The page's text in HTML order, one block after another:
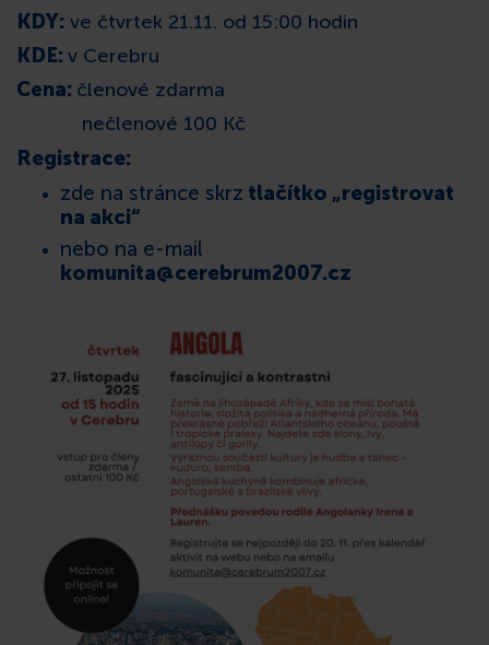
KDY: ve čtvrtek 21.11. od 15:00 hodin
KDE: v Cerebru
Cena: členové zdarma
nečlenové 100 Kč
Registrace:
zde na stránce skrz tlačítko „registrovat
na akci“
nebo na e-mail
komunita@cerebrum2007.cz